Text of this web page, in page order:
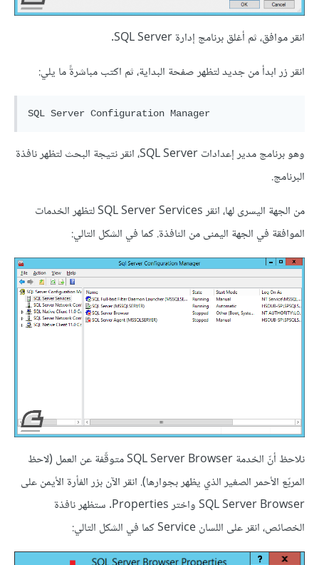
انقر موافق، ثم أغلق برنامج إدارة SQL Server.
انقر زر ابدأ من جديد لتظهر صفحة البداية، ثم اكتب مباشرةً ما يلي:
SQL Server Configuration Manager
وهو برنامج مدير إعدادات SQL Server، انقر نتيجة البحث لتظهر نافذة
البرنامج.
من الجهة اليسرى لها، انقر SQL Server Services لتظهر الخدمات
الموافقة في الجهة اليمنى من النافذة. كما في الشكل التالي:
نلاحظ أنّ الخدمة SQL Server Browser متوقّفة عن العمل (لاحظ
المربّع الأحمر الصغير الذي يظهر بجوارها). انقر الآن بزر الفأرة الأيمن على
SQL Server Browser واختر Properties. ستظهر نافذة
الخصائص، انقر على اللسان Service كما في الشكل التالي: